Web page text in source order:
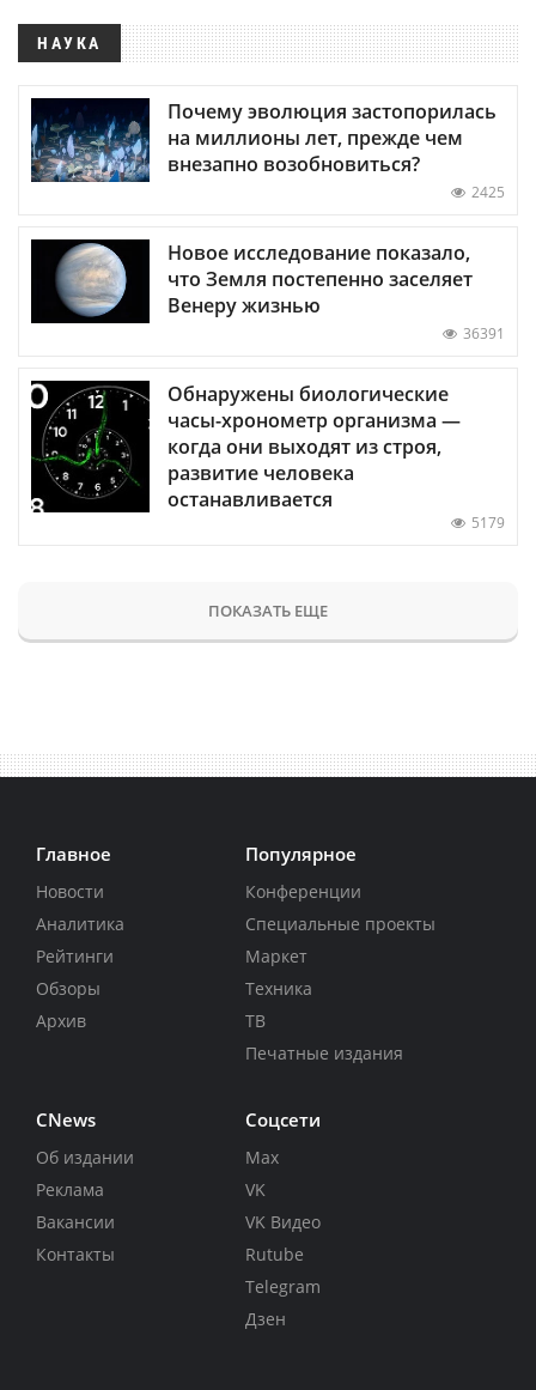
НАУКА
Почему эволюция застопорилась
на миллионы лет, прежде чем
внезапно возобновиться?
2425
Новое исследование показало,
что Земля постепенно заселяет
Венеру жизнью
36391
Обнаружены биологические
часы-хронометр организма —
когда они выходят из строя,
развитие человека
останавливается
5179
ПОКАЗАТЬ ЕЩЕ
Главное
Новости
Аналитика
Рейтинги
Обзоры
Архив
Популярное
Конференции
Специальные проекты
Маркет
Техника
ТВ
Печатные издания
CNews
Об издании
Реклама
Вакансии
Контакты
Соцсети
Max
VK
VK Видео
Rutube
Telegram
Дзен